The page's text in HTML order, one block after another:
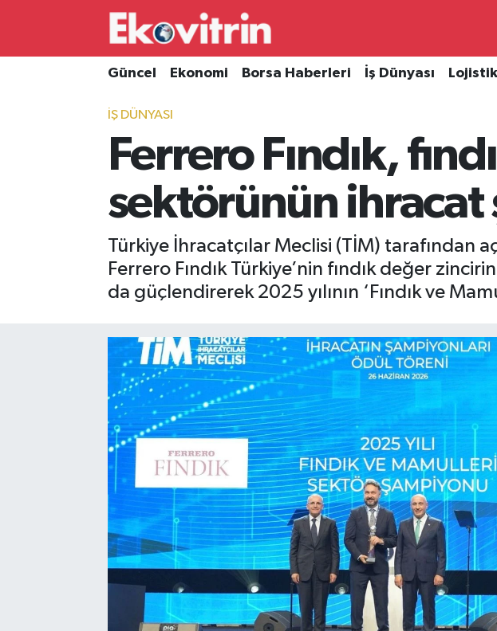
Güncel Ekonomi Borsa Haberleri İş Dünyası Lojistik
İŞ DÜNYASI
Ferrero Fındık,
sektörünün
Türkiye İhracatçılar Meclisi (TİM) tarafından
Ferrero Fındık Türkiye’nin fındık değer
da güçlendirerek 2025 yılının ‘Fındık ve
Güncel
Borsa Haberleri
Gayrimenkul
Hava Durumu
Süper Lig Puan Durumu ve Fikstür
Son Dakika Haberleri
Haber Arşivi